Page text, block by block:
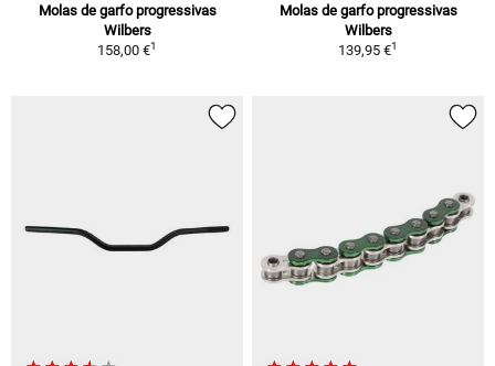
Molas de garfo progressivas
Wilbers
158,00 €1
Molas de garfo progressivas
Wilbers
139,95 €1